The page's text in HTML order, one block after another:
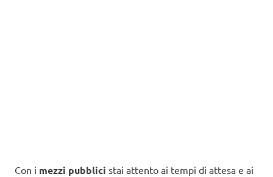
Con i mezzi pubblici stai attento ai tempi di attesa e ai